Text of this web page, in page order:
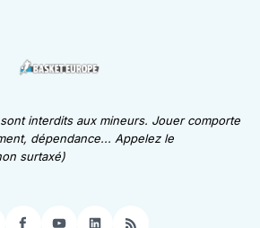
interdits aux mineurs. Jouer comporte
dépendance... Appelez le
surtaxé)